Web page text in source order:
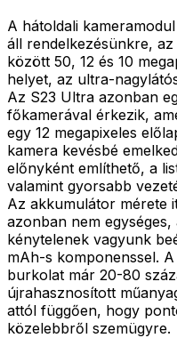
A hátoldali
áll rendelkezésünkre,
között 50, 12 és 10
helyet, az ultra-
Az S23 Ultra azonban
főkamerával érkezik,
egy 12 megapixeles
kamera kevésbé
előnyként említhető, a
valamint gyorsabb
Az akkumulátor mérete
azonban nem
kénytelenek vagyunk
mAh-s komponenssel.
burkolat már 20-80
újrahasznosított
attól függően, hogy
közelebbről szemügyre.